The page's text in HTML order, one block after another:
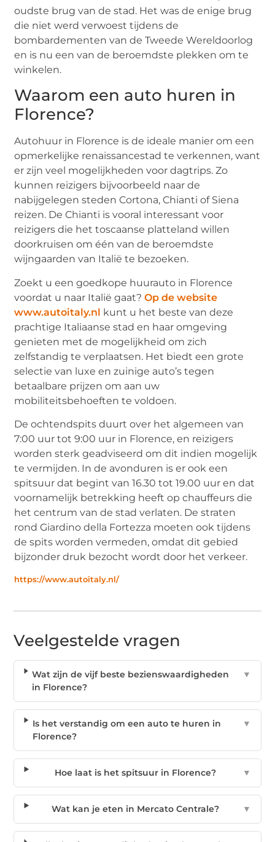
oudste brug van de stad. Het was de enige brug
die niet werd verwoest tijdens de
bombardementen van de Tweede Wereldoorlog
en is nu een van de beroemdste plekken om te
winkelen.
Waarom een auto huren in
Florence?
Autohuur in Florence is de ideale manier om een
opmerkelijke renaissancestad te verkennen, want
er zijn veel mogelijkheden voor dagtrips. Zo
kunnen reizigers bijvoorbeeld naar de
nabijgelegen steden Cortona, Chianti of Siena
reizen. De Chianti is vooral interessant voor
reizigers die het toscaanse platteland willen
doorkruisen om één van de beroemdste
wijngaarden van Italië te bezoeken.
Zoekt u een goedkope huurauto in Florence
voordat u naar Italië gaat?Op de website
www.autoitaly.nl kunt u het beste van deze
prachtige Italiaanse stad en haar omgeving
genieten met de mogelijkheid om zich
zelfstandig te verplaatsen. Het biedt een grote
selectie van luxe en zuinige auto’s tegen
betaalbare prijzen om aan uw
mobiliteitsbehoeften te voldoen.
De ochtendspits duurt over het algemeen van
7:00 uur tot 9:00 uur in Florence, en reizigers
worden sterk geadviseerd om dit indien mogelijk
te vermijden. In de avonduren is er ook een
spitsuur dat begint van 16.30 tot 19.00 uur en dat
voornamelijk betrekking heeft op chauffeurs die
het centrum van de stad verlaten. De straten
rond Giardino della Fortezza moeten ook tijdens
de spits worden vermeden, omdat dit gebied
bijzonder druk bezocht wordt door het verkeer.
https://www.autoitaly.nl/
Veelgestelde vragen
Wat zijn de vijf beste bezienswaardigheden
in Florence?
▼
Is het verstandig om een auto te huren in
Florence?
▼
Hoe laat is het spitsuur in Florence? ▼
Wat kan je eten in Mercato Centrale? ▼